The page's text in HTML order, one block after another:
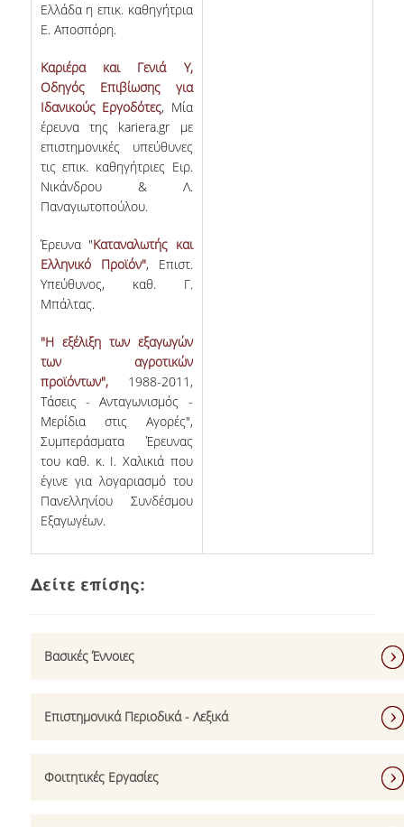
Ελλάδα η επικ. καθηγήτρια
Ε. Αποσπόρη.
Καριέρα και Γενιά Υ,
Οδηγός Επιβίωσης για
Ιδανικούς Εργοδότες, Μία
έρευνα της kariera.gr με
επιστημονικές υπεύθυνες
τις επικ. καθηγήτριες Ειρ.
Νικάνδρου & Λ.
Παναγιωτοπούλου.
Έρευνα "Καταναλωτής και
Ελληνικό Προϊόν", Επιστ.
Υπεύθυνος, καθ. Γ.
Μπάλτας.
"H εξέλιξη των εξαγωγών
των αγροτικών
προϊόντων",1988-2011,
Τάσεις - Ανταγωνισμός -
Μερίδια στις Αγορές",
Συμπεράσματα Έρευνας
του καθ. κ. Ι. Χαλικιά που
έγινε για λογαριασμό του
Πανελληνίου Συνδέσμου
Εξαγωγέων.
Δείτε επίσης:
Βασικές Έννοιες
Επιστημονικά Περιοδικά - Λεξικά
Φοιτητικές Εργασίες